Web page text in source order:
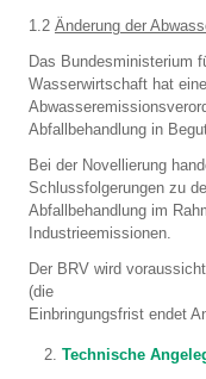
1.2 Änderung der
Das Bundesministerium
Wasserwirtschaft hat
Abfallbehandlung in
Bei der Novellierung
Schlussfolgerungen zu
Abfallbehandlung im
Industrieemissionen.
Der BRV wird
(die
Einbringungsfrist endet
Technische